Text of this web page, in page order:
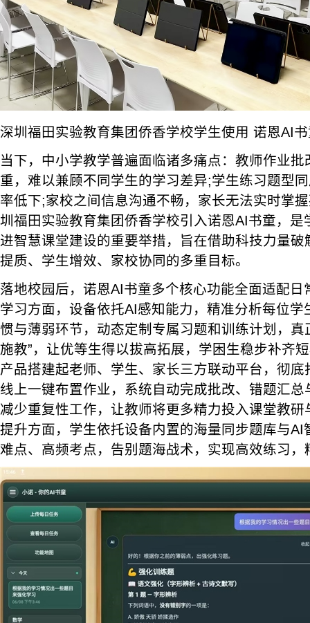
深圳福田实验教育集团侨香学校学生使用 诺恩AI
当下，中小学教学普遍面临诸多痛点：教师作业
重，难以兼顾不同学生的学习差异;学生练习题型
率低下;家校之间信息沟通不畅，家长无法实时掌
圳福田实验教育集团侨香学校引入诺恩AI书童，是
进智慧课堂建设的重要举措，旨在借助科技力量
提质、学生增效、家校协同的多重目标。
落地校园后，诺恩AI书童多个核心功能全面适配日
学习方面，设备依托AI感知能力，精准分析每位学
惯与薄弱环节，动态定制专属习题和训练计划，真
施教”，让优等生得以拔高拓展，学困生稳步补齐
产品搭建起老师、学生、家长三方联动平台，彻
线上一键布置作业，系统自动完成批改、错题汇
减少重复性工作，让教师将更多精力投入课堂教
提升方面，学生依托设备内置的海量同步题库与AI
难点、高频考点，告别题海战术，实现高效练习，